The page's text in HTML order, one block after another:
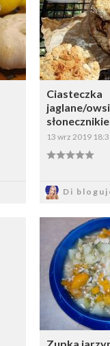
Ciasteczka
jaglane/
13 wrz 2019
Di